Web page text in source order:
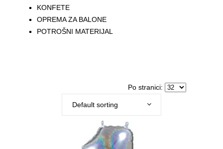
KONFETE
OPREMA ZA BALONE
POTROŠNI MATERIJAL
Po stranici:
Default sorting